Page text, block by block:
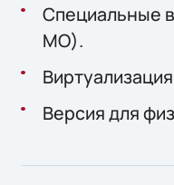
Специальные
МО).
Версия для